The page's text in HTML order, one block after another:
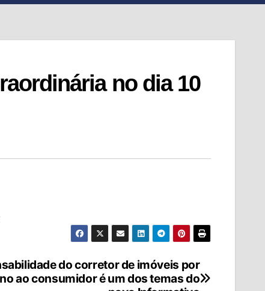
no dia 10
do corretor de imóveis por
ao consumidor é um dos temas do